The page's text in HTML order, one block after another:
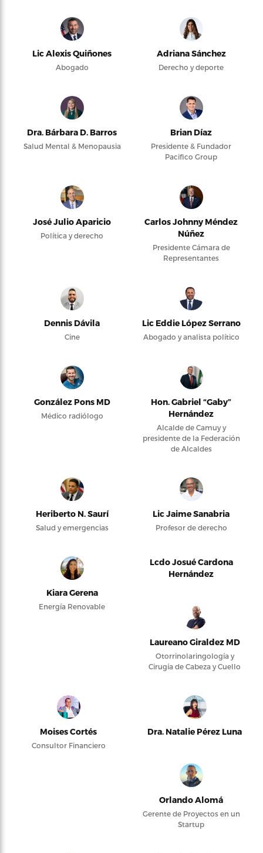
Lic Alexis Quiñones
Abogado
Adriana Sánchez
Derecho y deporte
Dra. Bárbara D. Barros
Salud Mental & Menopausia
Brian Díaz
Presidente & Fundador
Pacifico Group
José Julio Aparicio
Política y derecho
Carlos Johnny Méndez
Núñez
Presidente Cámara de
Representantes
Dennis Dávila
Cine
Lic Eddie López Serrano
Abogado y analista político
González Pons MD
Médico radiólogo
Hon. Gabriel “Gaby”
Hernández
Alcalde de Camuy y
presidente de la Federación
de Alcaldes
Heriberto N. Saurí
Salud y emergencias
Lic Jaime Sanabria
Profesor de derecho
Kiara Gerena
Energía Renovable
Lcdo Josué Cardona
Hernández
Laureano Giraldez MD
Otorrinolaringología y
Cirugía de Cabeza y Cuello
Moises Cortés
Consultor Financiero
Dra. Natalie Pérez Luna
Orlando Alomá
Gerente de Proyectos en un
Startup